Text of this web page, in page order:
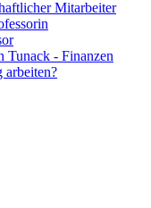
Mitarbeiter
Tunack - Finanzen